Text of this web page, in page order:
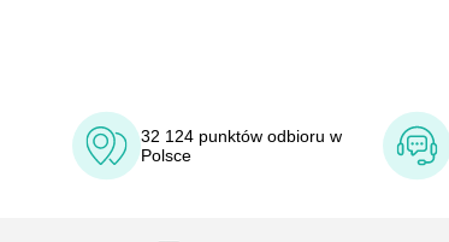
32 124 punktów odbioru w
Polsce